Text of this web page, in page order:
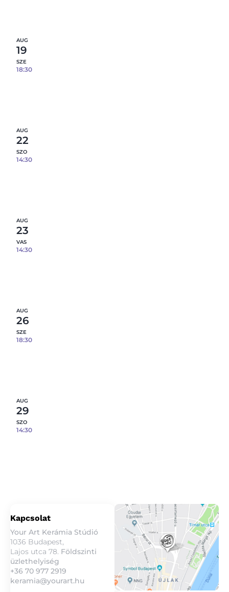
AUG
19
SZE
18:30
AUG
22
SZO
14:30
AUG
23
VAS
14:30
AUG
26
SZE
18:30
AUG
29
SZO
14:30
Kapcsolat
Your Art Kerámia Stúdió
1036 Budapest,
Lajos utca 78. Földszinti
üzlethelyiség
+36 70 977 2919
keramia@yourart.hu